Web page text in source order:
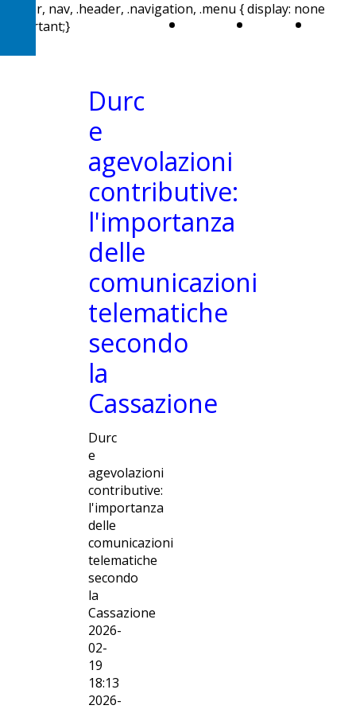
Durc
e
agevolazioni
contributive:
l'importanza
delle
comunicazioni
telematiche
secondo
la
Cassazione
Durc
e
agevolazioni
contributive:
l'importanza
delle
comunicazioni
telematiche
secondo
la
Cassazione
2026-
02-
19
18:13
2026-
header, nav, .header, .navigation, .menu { display: none
!important;}